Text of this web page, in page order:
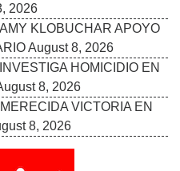
2026
KLOBUCHAR APOYO
August 8, 2026
HOMICIDIO EN
8, 2026
VICTORIA EN
8, 2026